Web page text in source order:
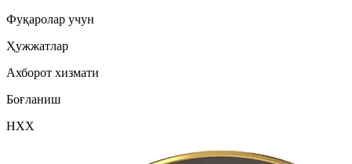
Фуқаролар учун
Ҳужжатлар
Ахборот хизмати
Боғланиш
НХХ